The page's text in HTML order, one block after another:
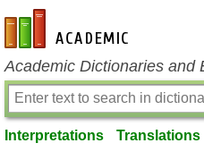
en-academic.com
Academic Dictionaries and
Interpretations Translations